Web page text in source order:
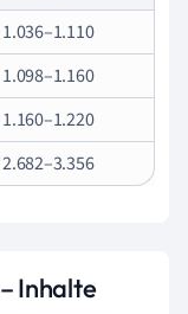
1.036–1.110
1.098–1.160
1.160–1.220
2.682–3.356
–Inhalte